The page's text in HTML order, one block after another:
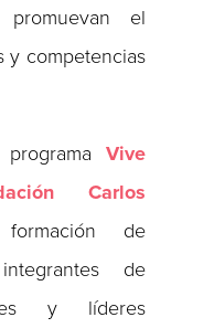
el
y competencias
Vive
Carlos
de
de
y líderes